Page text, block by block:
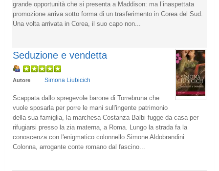
grande opportunità che si presenta a Maddison: ma l’inaspettata
promozione arriva sotto forma di un trasferimento in Corea del Sud.
Una volta arrivata in Corea, il suo capo non...
Seduzione e vendetta
Autore Simona Liubicich
Scappata dallo spregevole barone di Torrebruna che
vuole sposarla per porre le mani sull'ingente patrimonio
della sua famiglia, la marchesa Costanza Balbi fugge da casa per
rifugiarsi presso la zia materna, a Roma. Lungo la strada fa la
conoscenza con l'enigmatico colonnello Simone Aldobrandini
Colonna, arrogante conte romano dal fascino...